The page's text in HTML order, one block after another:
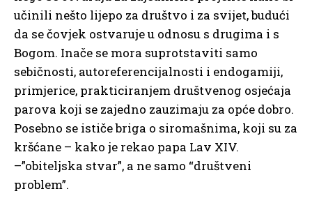
učinili nešto lijepo za društvo i za svijet, budući
da se čovjek ostvaruje u odnosu s drugima i s
Bogom. Inače se mora suprotstaviti samo
sebičnosti, autoreferencijalnosti i endogamiji,
primjerice, prakticiranjem društvenog osjećaja
parova koji se zajedno zauzimaju za opće dobro.
Posebno se ističe briga o siromašnima, koji su za
kršćane – kako je rekao papa Lav XIV.
–”obiteljska stvar”, a ne samo “društveni
problem”.